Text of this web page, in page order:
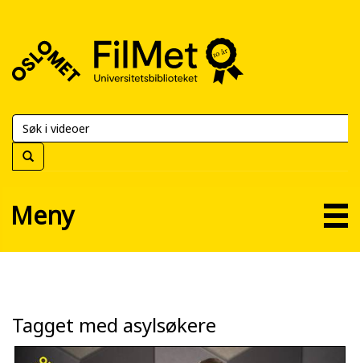
FilMet
Universitetsbiblioteket
Meny
Tagget med asylsøkere